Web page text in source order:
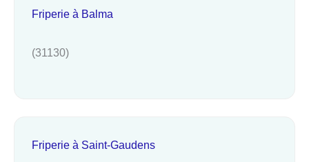
Friperie à Balma
(31130)
Friperie à Saint-Gaudens